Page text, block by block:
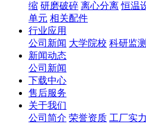
缩 研磨破碎 离心分离 恒温
单元 相关配件
行业应用
公司新闻 大学院校 科研监测
新闻动态
公司新闻
下载中心
售后服务
关于我们
公司简介 荣誉资质 工厂实力